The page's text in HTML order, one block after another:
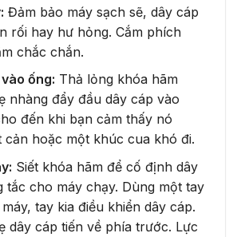
Đảm bảo máy sạch sẽ, dây cáp
rối hay hư hỏng. Cắm phích
chắc chắn.
ống: Thả lỏng khóa hãm
nhàng đẩy đầu dây cáp vào
đến khi bạn cảm thấy nó
cản hoặc một khúc cua khó đi.
Siết khóa hãm để cố định dây
tắc cho máy chạy. Dùng một tay
tay kia điều khiển dây cáp.
dây cáp tiến về phía trước. Lực